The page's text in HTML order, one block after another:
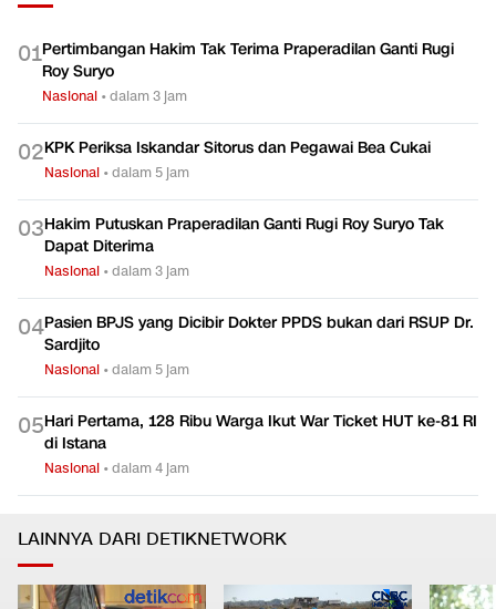
01Pertimbangan Hakim Tak Terima Praperadilan Ganti Rugi
Roy Suryo
Nasional •dalam 3 jam
02KPK Periksa Iskandar Sitorus dan Pegawai Bea Cukai
Nasional •dalam 5 jam
03Hakim Putuskan Praperadilan Ganti Rugi Roy Suryo Tak
Dapat Diterima
Nasional •dalam 3 jam
04Pasien BPJS yang Dicibir Dokter PPDS bukan dari RSUP Dr.
Sardjito
Nasional •dalam 5 jam
05Hari Pertama, 128 Ribu Warga Ikut War Ticket HUT ke-81 RI
di Istana
Nasional •dalam 4 jam
LAINNYA DARI DETIKNETWORK